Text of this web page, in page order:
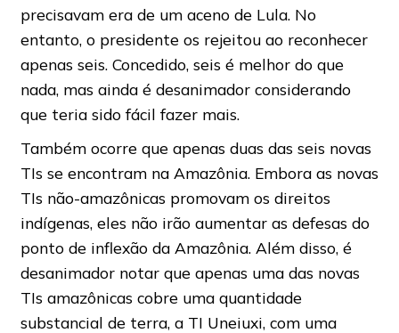
precisavam era de um aceno de Lula. No
entanto, o presidente os rejeitou ao reconhecer
apenas seis. Concedido, seis é melhor do que
nada, mas ainda é desanimador considerando
que teria sido fácil fazer mais.
Também ocorre que apenas duas das seis novas
TIs se encontram na Amazônia. Embora as novas
TIs não-amazônicas promovam os direitos
indígenas, eles não irão aumentar as defesas do
ponto de inflexão da Amazônia. Além disso, é
desanimador notar que apenas uma das novas
TIs amazônicas cobre uma quantidade
substancial de terra, a TI Uneiuxi, com uma